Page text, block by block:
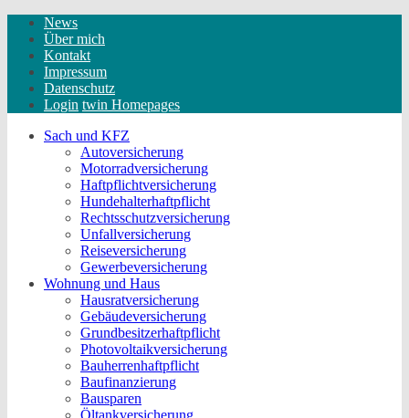
News
Über mich
Kontakt
Impressum
Datenschutz
Login twin Homepages
Sach und KFZ
Autoversicherung
Motorradversicherung
Haftpflichtversicherung
Hundehalterhaftpflicht
Rechtsschutzversicherung
Unfallversicherung
Reiseversicherung
Gewerbeversicherung
Wohnung und Haus
Hausratversicherung
Gebäudeversicherung
Grundbesitzerhaftpflicht
Photovoltaikversicherung
Bauherrenhaftpflicht
Baufinanzierung
Bausparen
Öltankversicherung